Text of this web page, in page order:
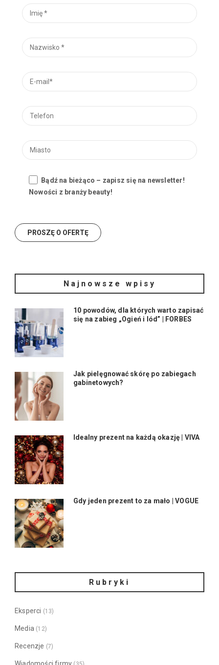
Bądź na bieżąco – zapisz się na newsletter!
Nowości z branży beauty!
Najnowsze wpisy
10 powodów, dla których warto zapisać
się na zabieg „Ogień i lód” | FORBES
Jak pielęgnować skórę po zabiegach
gabinetowych?
Idealny prezent na każdą okazję | VIVA
Gdy jeden prezent to za mało | VOGUE
Rubryki
Eksperci (13)
Media (12)
Recenzje (7)
Wiadomości firmy